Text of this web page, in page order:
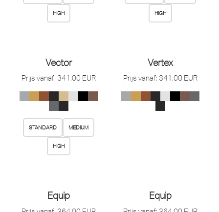
HIGH HIGH
Vector
Prijs vanaf: 341,00 EUR
STANDARD MEDIUM
HIGH
Vertex
Prijs vanaf: 341,00 EUR
Equip Equip